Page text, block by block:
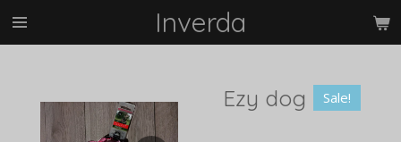
Ga
Inverda
Ezy dog Sale!